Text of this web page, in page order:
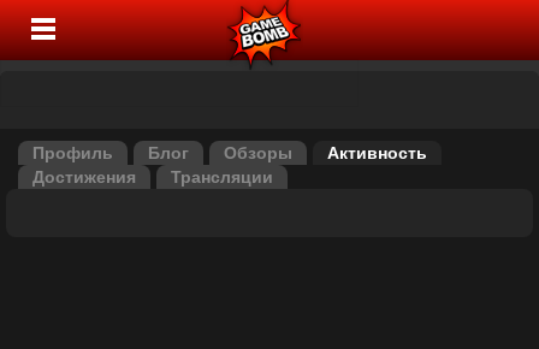
Профиль Блог Обзоры
Активность
Достижения
Трансляции